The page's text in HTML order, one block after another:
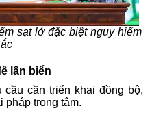
sạt lở đặc biệt nguy hiểm
lấn biển
cần triển khai đồng bộ,
pháp trọng tâm.